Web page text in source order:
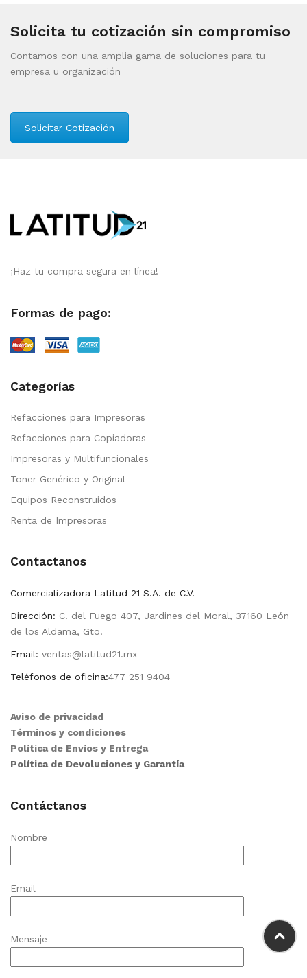
Solicita tu cotización sin compromiso
Contamos con una amplia gama de soluciones para tu
empresa u organización
Solicitar Cotización
¡Haz tu compra segura en línea!
Formas de pago:
Categorías
Refacciones para Impresoras
Refacciones para Copiadoras
Impresoras y Multifuncionales
Toner Genérico y Original
Equipos Reconstruidos
Renta de Impresoras
Contactanos
Comercializadora Latitud 21 S.A. de C.V.
Dirección: C. del Fuego 407, Jardines del Moral, 37160 León
de los Aldama, Gto.
Email: ventas@latitud21.mx
Teléfonos de oficina:477 251 9404
Aviso de privacidad
Términos y condiciones
Política de Envíos y Entrega
Política de Devoluciones y Garantía
Contáctanos
Nombre
Email
Mensaje